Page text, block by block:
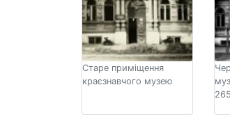
Старе приміщення
краєзнавчого музею
265